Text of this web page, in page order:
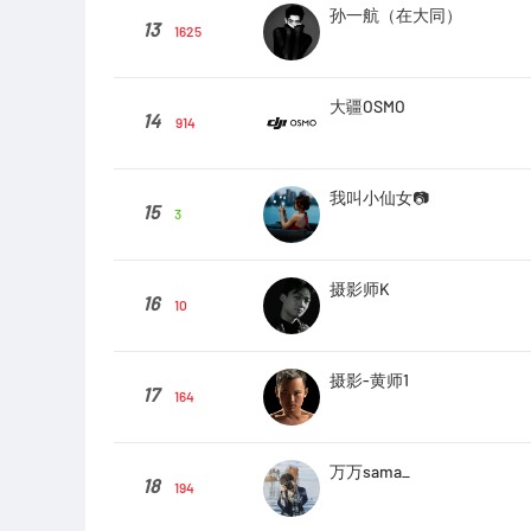
13 1625
孙一航（在大同）
14 914
大疆OSMO
15 3
我叫小仙女📷
16 10
摄影师K
17 164
摄影-黄师1
18 194
万万sama_